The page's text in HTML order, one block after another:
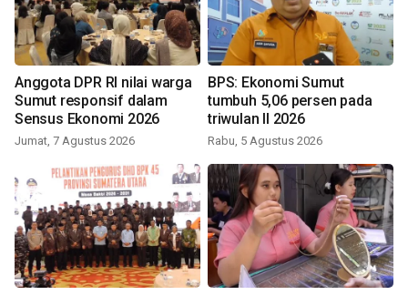
Anggota DPR RI nilai warga
Sumut responsif dalam
Sensus Ekonomi 2026
Jumat, 7 Agustus 2026
BPS: Ekonomi Sumut
tumbuh 5,06 persen pada
triwulan II 2026
Rabu, 5 Agustus 2026